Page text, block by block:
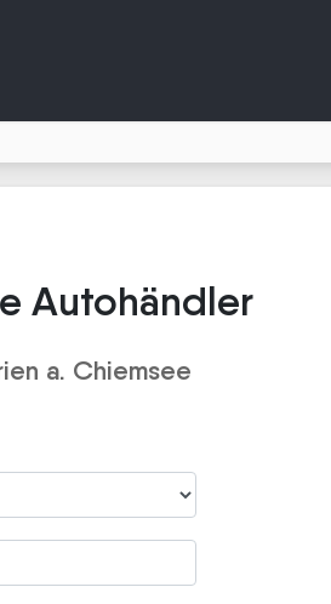
Autohändler
a. Chiemsee